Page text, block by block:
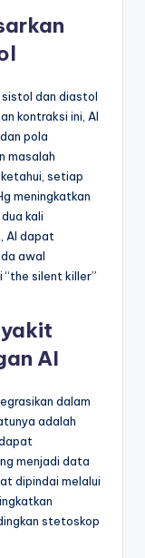
sistol dan diastol
kontraksi ini, AI
pola
masalah
setiap
meningkatkan
kali
AI dapat
awal
silent killer”
AI
dalam
adalah
menjadi data
dipindai melalui
stetoskop